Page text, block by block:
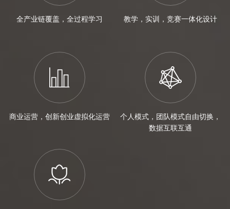
全产业链覆盖，全过程学习 教学，实训，竞赛一体化设计
商业运营，创新创业虚拟化运营
个人模式，团队模式自由切换，
数据互联互通